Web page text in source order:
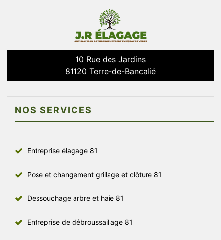
10 Rue des Jardins
81120 Terre-de-Bancalié
NOS SERVICES
Entreprise élagage 81
Pose et changement grillage et clôture 81
Dessouchage arbre et haie 81
Entreprise de débroussaillage 81